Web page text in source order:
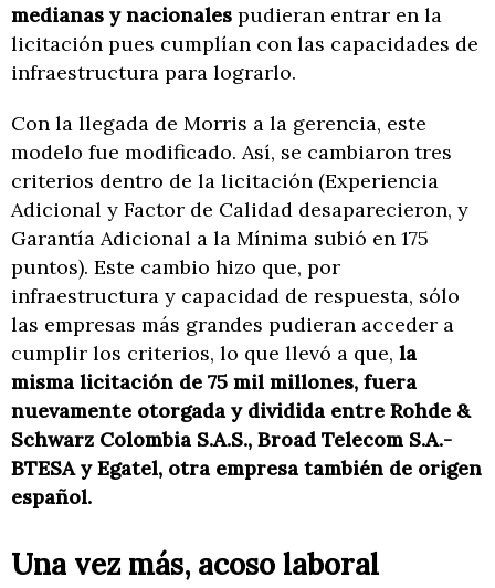
medianas y nacionales pudieran entrar en la
licitación pues cumplían con las capacidades de
infraestructura para lograrlo.
Con la llegada de Morris a la gerencia, este
modelo fue modificado. Así, se cambiaron tres
criterios dentro de la licitación (Experiencia
Adicional y Factor de Calidad desaparecieron, y
Garantía Adicional a la Mínima subió en 175
puntos). Este cambio hizo que, por
infraestructura y capacidad de respuesta, sólo
las empresas más grandes pudieran acceder a
cumplir los criterios, lo que llevó a que, la
misma licitación de 75 mil millones, fuera
nuevamente otorgada y dividida entre Rohde &
Schwarz Colombia S.A.S., Broad Telecom S.A.-
BTESA y Egatel, otra empresa también de origen
español.
Una vez más, acoso laboral